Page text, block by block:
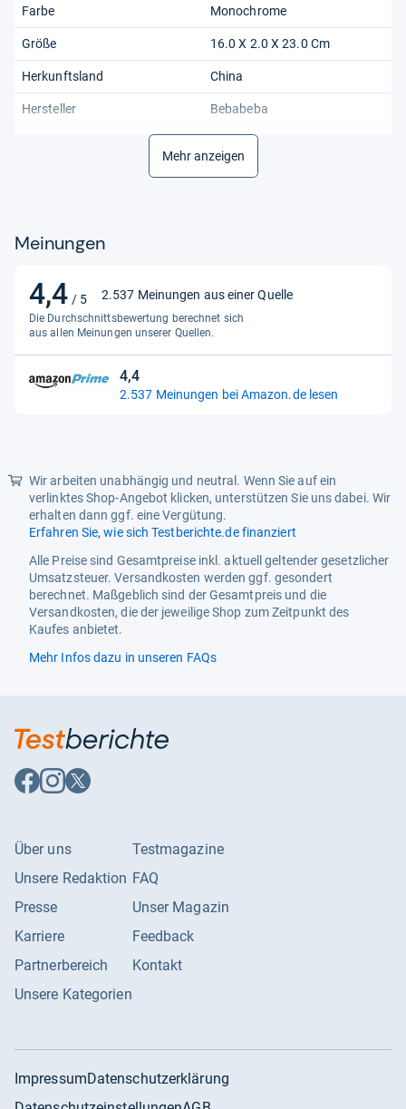
Farbe Monochrome
Größe 16.0 X 2.0 X 23.0 Cm
Herkunftsland China
Hersteller Bebabeba
Tjy2016-001
Ist Das Produkt Für Rechts-
Beide
Markenname
Material Nylon, Spandex
Muster Einfarbig
Produktabmessungen 23 X 16 X 2 Cm; 80 Gramm
Produktart Strumpfanziehhilfe
Ursprungsland China
Verpackungsabmessungen
25,8 X 10,6 X 7,3 Cm; 80
Gramm
Verschlussart Pull-on
Mehr anzeigen
Meinungen
4,4 / 5
4,4
von
5
Sternen
2.537 Meinungen aus einer Quelle
Die Durchschnittsbewertung berechnet sich
aus allen Meinungen unserer Quellen.
4,4
4,4
von
2.537 Meinungen bei Amazon.de lesen
Wir arbeiten unabhängig und neutral. Wenn Sie auf ein
verlinktes Shop-Angebot klicken, unterstützen Sie uns dabei. Wir
erhalten dann ggf. eine Vergütung.
Erfahren Sie, wie sich Testberichte.de finanziert
Alle Preise sind Gesamtpreise inkl. aktuell geltender gesetzlicher
Umsatzsteuer. Versandkosten werden ggf. gesondert
berechnet. Maßgeblich sind der Gesamtpreis und die
Versandkosten, die der jeweilige Shop zum Zeitpunkt des
Kaufes anbietet.
Mehr Infos dazu in unseren FAQs
Auf
Facebook
Auf
Instagram
Auf
X
Über uns
Unsere Redaktion
Presse
Karriere
Partnerbereich
Unsere Kategorien
Testmagazine
FAQ
Unser Magazin
Feedback
Kontakt
ImpressumDatenschutzerklärung